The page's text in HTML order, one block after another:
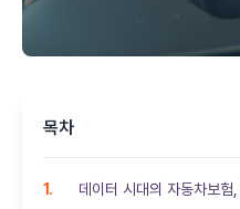
목차
데이터 시대의 자동차보